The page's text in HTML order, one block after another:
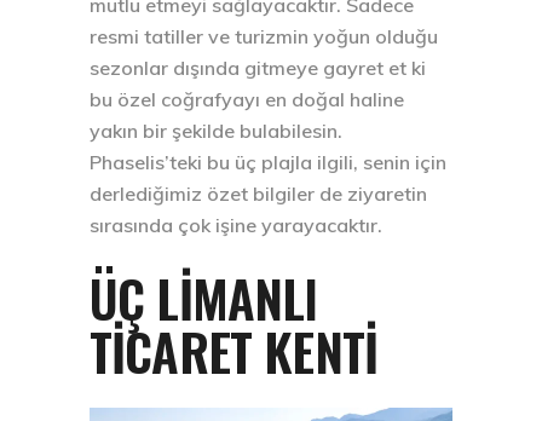
resmi tatiller ve turizmin yoğun olduğu
sezonlar dışında gitmeye gayret et ki
bu özel coğrafyayı en doğal haline
yakın bir şekilde bulabilesin.
Phaselis’teki bu üç plajla ilgili, senin için
derlediğimiz özet bilgiler de ziyaretin
sırasında çok işine yarayacaktır.
ÜÇ LIMANLI
TICARET KENTI